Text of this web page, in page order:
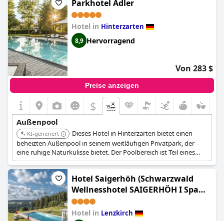
ergänzt durch verschiedene Entspannungsbereiche im
umliegenden Garten.
Parkhotel Adler
Hotel in Hinterzarten
8,9 Hervorragend
Von 283 $
Preise anzeigen
$
Außenpool
KI-generiert
Dieses Hotel in Hinterzarten bietet einen
beheizten Außenpool in seinem weitläufigen Privatpark, der
eine ruhige Naturkulisse bietet. Der Poolbereich ist Teil eines
großen Spas mit Innen- und Außenbereichen zum Entspannen,
die Ausblicke auf den umliegenden Park und Wald bieten.
Hotel Saigerhöh (Schwarzwald
Wellnesshotel SAIGERHÖH I Spa
Golf & Wandern über dem Titisee)
Hotel in Lenzkirch